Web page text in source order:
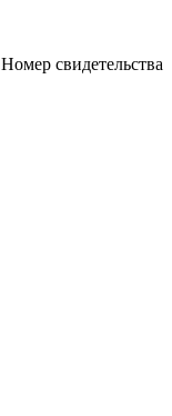
Номер свидетельства